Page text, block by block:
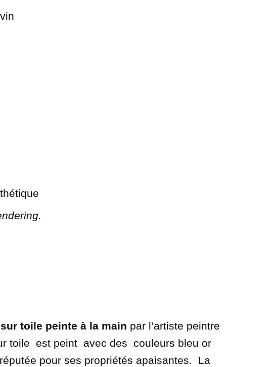
sur toile peinte à la main par l’artiste peintre
toile est peint avec des couleurs bleu or
pour ses propriétés apaisantes. La